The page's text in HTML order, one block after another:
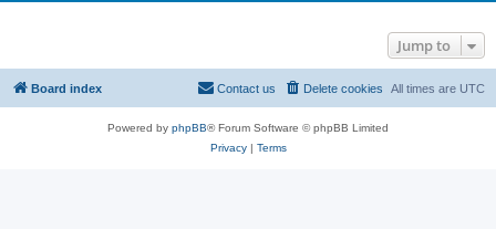
Jump to
Board index All times are UTC
Delete cookies
Contact us
Powered by phpBB® Forum Software © phpBB Limited
Privacy| Terms